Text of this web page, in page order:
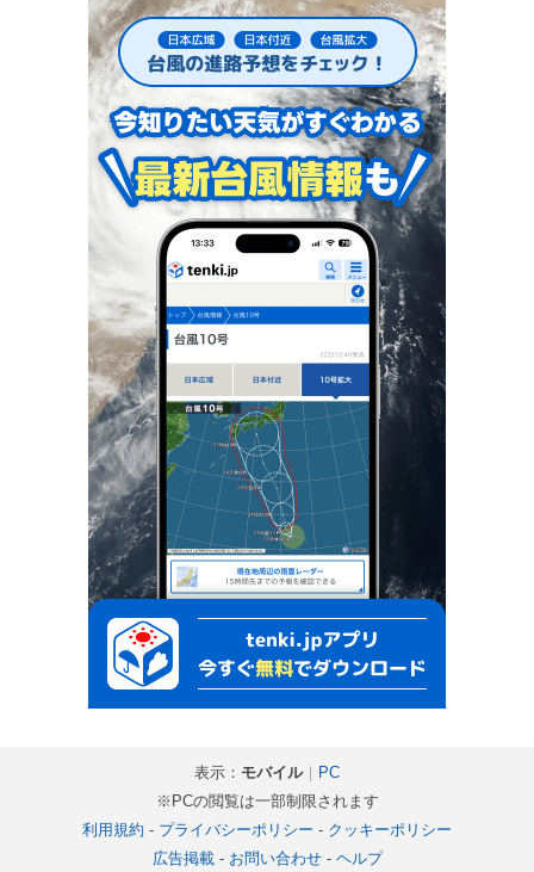
表示： モバイル｜ PC
※PCの閲覧は一部制限されます
利用規約 - プライバシーポリシー - クッキーポリシー
広告掲載- お問い合わせ- ヘルプ